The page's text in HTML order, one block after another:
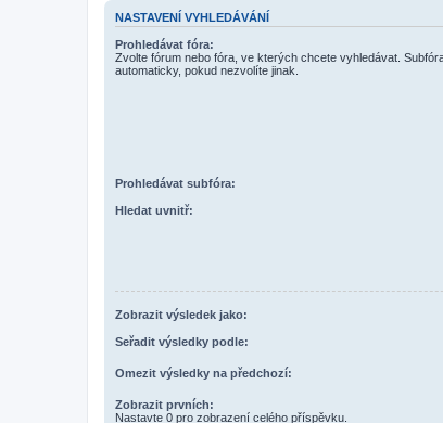
NASTAVENÍ VYHLEDÁVÁNÍ
Prohledávat fóra:
Zvolte fórum nebo fóra, ve kterých chcete vyhledávat.
automaticky, pokud nezvolíte jinak.
Prohledávat subfóra:
Hledat uvnitř:
Zobrazit výsledek jako:
Seřadit výsledky podle:
Omezit výsledky na předchozí:
Zobrazit prvních:
Nastavte 0 pro zobrazení celého příspěvku.